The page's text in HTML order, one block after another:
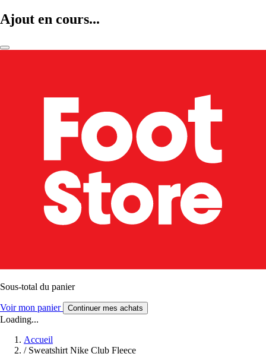
Ajout en cours...
Sous-total du panier
Voir mon panier Continuer mes achats
Loading...
Accueil
/ Sweatshirt Nike Club Fleece